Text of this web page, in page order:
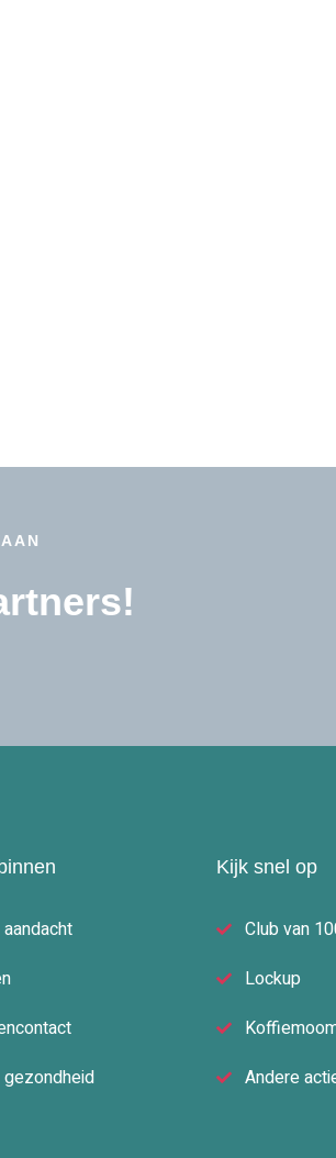
Kijk snel op
Club van
Lockup
Andere